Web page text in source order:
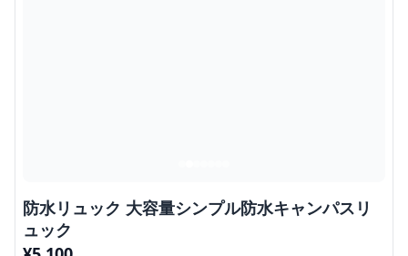
防水リュック 大容量シンプル防水キャンパスリ
ュック